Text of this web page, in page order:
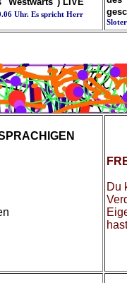
Uhr. Es spricht Herr
Du